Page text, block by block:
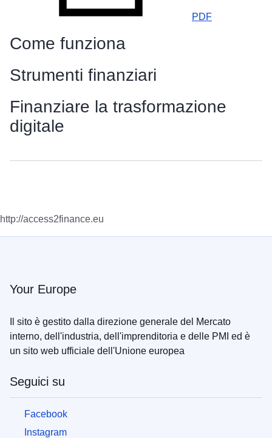
imprese
PDF
Come funziona
Strumenti finanziari
Finanziare la trasformazione
digitale
http://access2finance.eu
Your Europe
Il sito è gestito dalla direzione generale del Mercato
interno, dell'industria, dell'imprenditoria e delle PMI ed è
un sito web ufficiale dell'Unione europea
Seguici su
Facebook
Instagram